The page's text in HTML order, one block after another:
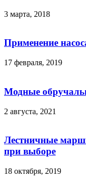
3 марта, 2018
Применение
17 февраля, 2019
Модные
2 августа, 2021
Лестничные
при выборе
18 октября, 2019